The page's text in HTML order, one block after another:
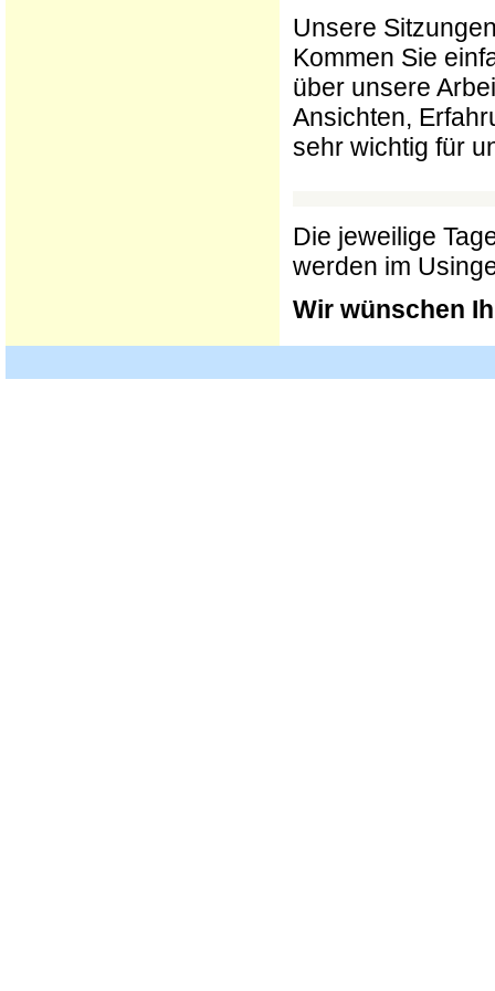
Unsere
Kommen Sie
über unsere
Ansichten,
sehr wichtig für
Die jeweilige
werden im
Wir wünschen